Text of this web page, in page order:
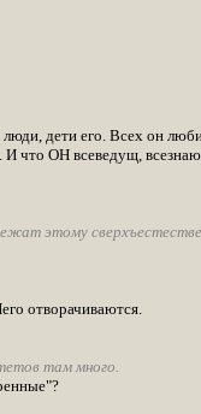
дети его. Всех он
И что ОН всеведущ,
этому
отворачиваются.
там много.